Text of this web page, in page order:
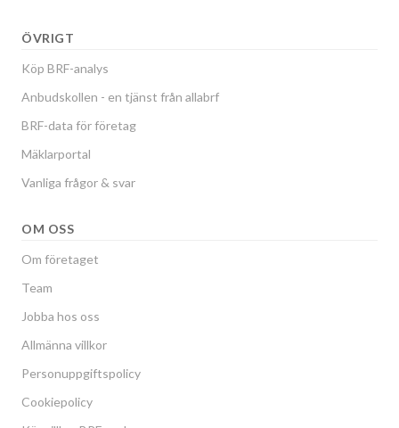
ÖVRIGT
Köp BRF-analys
Anbudskollen - en tjänst från allabrf
BRF-data för företag
Mäklarportal
Vanliga frågor & svar
OM OSS
Om företaget
Team
Jobba hos oss
Allmänna villkor
Personuppgiftspolicy
Cookiepolicy